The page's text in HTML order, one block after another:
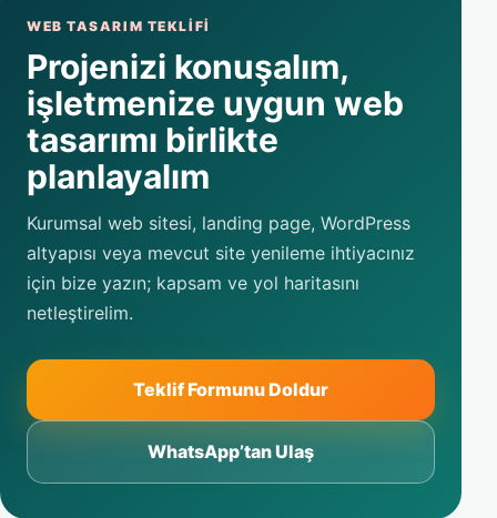
WEB TASARIM TEKLIFI
Projenizi konuşalım,
işletmenize uygun web
tasarımı birlikte
planlayalım
Kurumsal web sitesi, landing page, WordPress
altyapısı veya mevcut site yenileme ihtiyacınız
için bize yazın; kapsam ve yol haritasını
netleştirelim.
Teklif Formunu Doldur
WhatsApp’tan Ulaş